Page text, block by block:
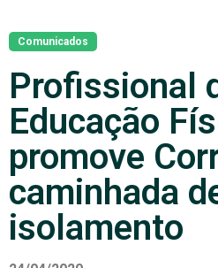
Comunicados
Profissional
Educação
promove
caminhada
isolamento